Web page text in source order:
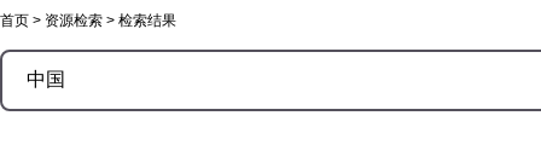
首页 > 资源检索 > 检索结果